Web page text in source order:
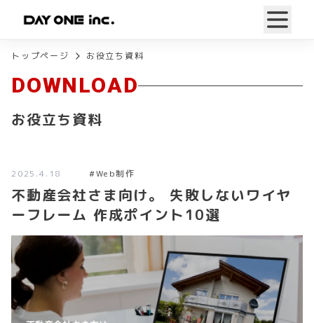
トップページ お役立ち資料
DOWNLOAD
お役立ち資料
2025.4.18 #Web制作
不動産会社さま向け。 失敗しないワイヤ
ーフレーム 作成ポイント10選